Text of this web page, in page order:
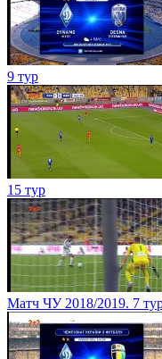
9 тур
15 тур
Матч ЧУ 2018/2019. 7